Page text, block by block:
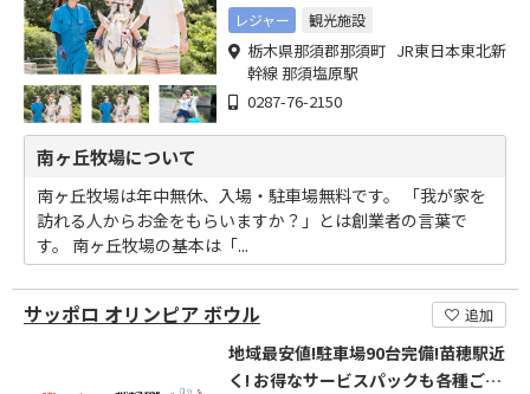
レジャー 観光施設
栃木県那須郡那須町 JR東日本東北新
幹線 那須塩原駅
0287-76-2150
南ヶ丘牧場について
南ヶ丘牧場は年中無休、入場・駐車場無料です。 「我が家を
訪れる人からお金をもらいますか？」とは創業者の言葉で
す。 南ヶ丘牧場の基本は「...
サッポロ オリンピア ボウル 追加
地域最安値!駐車場90台完備!苗穂駅近
く! お得なサービスパックも各種ご用